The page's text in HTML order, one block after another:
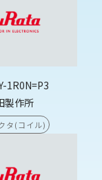
1R0N=P3
製作所
タ(コイル)